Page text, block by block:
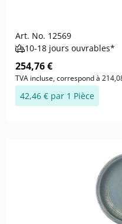
Art. No. 12569
10-18 jours ouvrables*
254,76 €
TVA incluse, correspond à
42,46 € par 1 Pièce